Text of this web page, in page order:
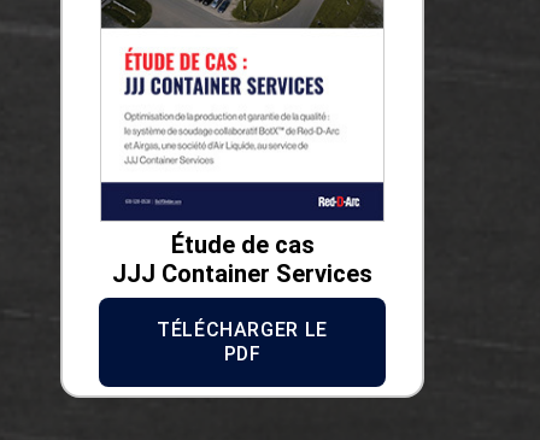
Étude de cas
JJJ Container Services
TÉLÉCHARGER LE
PDF